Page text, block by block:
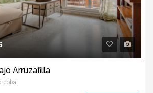
Arruzafilla